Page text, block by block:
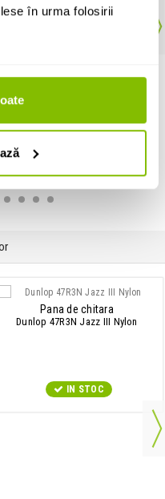
în urma folosirii
ADAUGA IN COS
Pana de chitara
Dunlop 47R3N Jazz III Nylon
IN STOC